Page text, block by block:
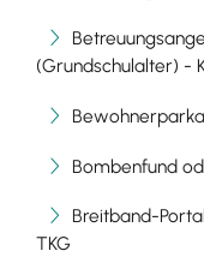
(Grundschulalter) -
Bombenfund
Breitband-
TKG